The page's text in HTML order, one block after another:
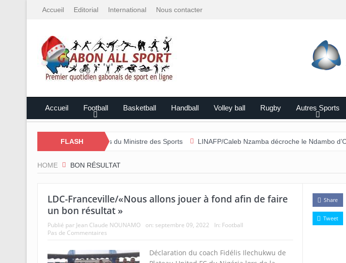
Accueil Editorial International Nous contacter
Accueil Football Basketball Handball Volley ball Rugby Autres Sports
FLASH
et les perspectives du Ministre des Sports LINAFP/Caleb Nzamba décroche le Ndambo d’Or 2026
HOME BON RÉSULTAT
LDC-Franceville/«Nous allons jouer à fond afin de faire
un bon résultat »
Publié par Jean Claude NOUNAMO on: septembre 09, 2022 In: Football
Pas de Commentaires
Déclaration du coach Fidélis Ilechukwu de
Share
Tweet